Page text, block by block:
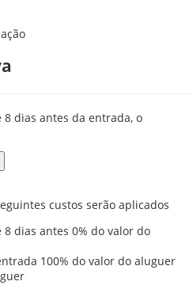
dias antes da entrada, o
custos serão aplicados
dias antes 0% do valor do
100% do valor do aluguer